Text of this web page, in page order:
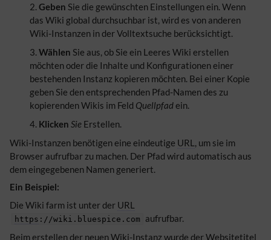
Geben Sie die gewünschten Einstellungen ein. Wenn
das Wiki global durchsuchbar ist, wird es von anderen
Wiki-Instanzen in der Volltextsuche berücksichtigt.
Wählen Sie aus, ob Sie ein Leeres Wiki erstellen
möchten oder die Inhalte und Konfigurationen einer
bestehenden Instanz kopieren möchten. Bei einer Kopie
geben Sie den entsprechenden Pfad-Namen des zu
kopierenden Wikis im Feld Quellpfadein.
Klicken Sie Erstellen.
Wiki-Instanzen benötigen eine eindeutige URL , um sie im
Browser aufrufbar zu machen. Der Pfad wird automatisch aus
dem eingegebenen Namen generiert.
Ein Beispiel:
Die Wiki farm ist unter der URL
https ://wiki.bluespice.com
aufrufbar.
Beim erstellen der neuen Wiki-Instanz wurde der Websitetitel